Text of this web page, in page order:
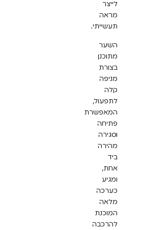
לייצר
מראה
תעשייתי.
השער
מתוכנן
בצורת
מניפה
קלה
לתפעול,
המאפשרת
פתיחה
וסגירה
מהירה
ביד
אחת,
ומגיע
כערכה
מלאה
המוכנת
להרכבה